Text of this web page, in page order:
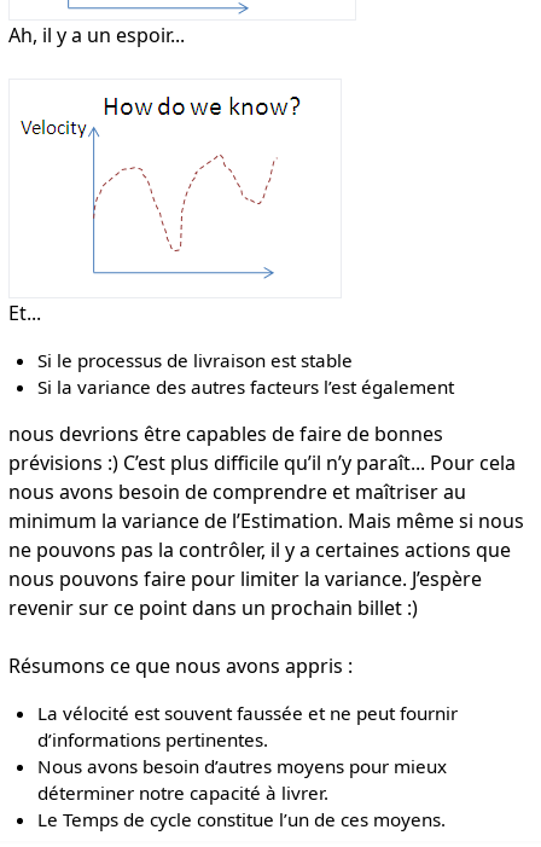
Ah, il y a un espoir...
Et...
Si le processus de livraison est stable
Si la variance des autres facteurs l’est également
nous devrions être capables de faire de bonnes
prévisions :) C’est plus difficile qu’il n’y paraît... Pour cela
nous avons besoin de comprendre et maîtriser au
minimum la variance de l’Estimation. Mais même si nous
ne pouvons pas la contrôler, il y a certaines actions que
nous pouvons faire pour limiter la variance. J’espère
revenir sur ce point dans un prochain billet :)
Résumons ce que nous avons appris :
La vélocité est souvent faussée et ne peut fournir
d’informations pertinentes.
Nous avons besoin d’autres moyens pour mieux
déterminer notre capacité à livrer.
Le Temps de cycle constitue l’un de ces moyens.